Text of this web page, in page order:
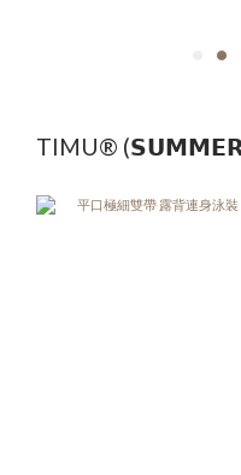
TIMU® (𝗦𝗨𝗠𝗠𝗘𝗥)